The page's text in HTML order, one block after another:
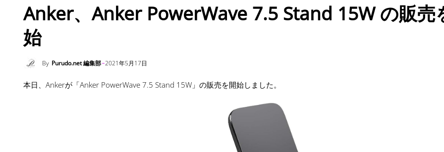
Anker、Anker PowerWave 7.5 Stand 15W の販売
始
By Purudo.net 編集部 2021年5月17日
本日、Ankerが「Anker PowerWave 7.5 Stand 15W」の販売を開始しました。